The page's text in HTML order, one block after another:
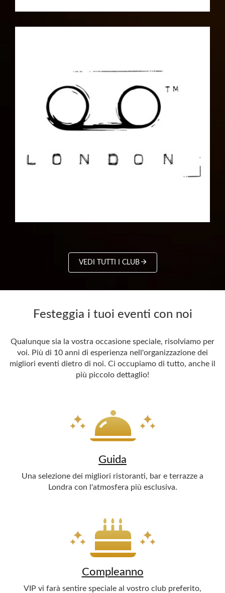
VEDI TUTTI I CLUB
Festeggia i tuoi eventi con noi
Qualunque sia la vostra occasione speciale, risolviamo per
voi. Più di 10 anni di esperienza nell'organizzazione dei
migliori eventi dietro di noi. Ci occupiamo di tutto, anche il
più piccolo dettaglio!
Guida
Una selezione dei migliori ristoranti, bar e terrazze a
Londra con l'atmosfera più esclusiva.
Compleanno
VIP vi farà sentire speciale al vostro club preferito,